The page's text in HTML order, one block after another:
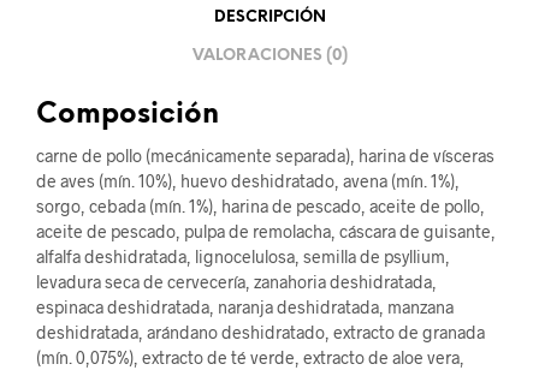
DESCRIPCIÓN
VALORACIONES (0)
Composición
carne de pollo (mecánicamente separada), harina de vísceras
de aves (mín. 10%), huevo deshidratado, avena (mín. 1%),
sorgo, cebada (mín. 1%), harina de pescado, aceite de pollo,
aceite de pescado, pulpa de remolacha, cáscara de guisante,
alfalfa deshidratada, lignocelulosa, semilla de psyllium,
levadura seca de cervecería, zanahoria deshidratada,
espinaca deshidratada, naranja deshidratada, manzana
deshidratada, arándano deshidratado, extracto de granada
(mín. 0,075%), extracto de té verde, extracto de aloe vera,